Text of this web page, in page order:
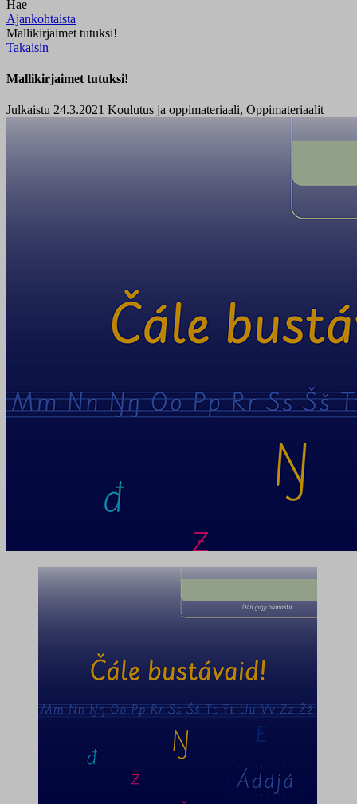
Hae
Ajankohtaista
Mallikirjaimet tutuksi!
Takaisin
Mallikirjaimet tutuksi!
Julkaistu 24.3.2021 Koulutus ja oppimateriaali, Oppimateriaalit